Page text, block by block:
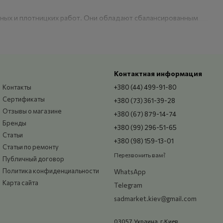
и плотницких работ. Они обладают сбалансированным
Контакты
Сертификаты
Отзывы о магазине
Бренды
Статьи
Статьи по ремонту
Публичный договор
Политика конфиденциальности
Карта сайта
Контактная информация
+380 (44) 499-91-80
+380 (73) 361-39-28
+380 (67) 879-14-74
+380 (99) 296-51-65
+380 (98) 159-13-01
Перезвонить вам?
WhatsApp
Telegram
sadmarket.kiev@gmail.com
03057, Украина, г.Киев,